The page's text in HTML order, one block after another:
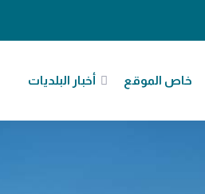
خاص الموقع أخبار البلديات